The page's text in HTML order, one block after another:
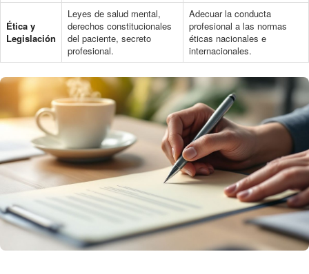
Ética y
Legislación
Leyes de salud mental,
derechos constitucionales
del paciente, secreto
profesional.
Adecuar la conducta
profesional a las normas
éticas nacionales e
internacionales.